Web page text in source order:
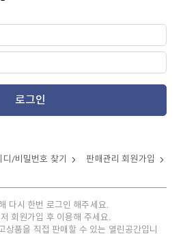
로그인
디/비밀번호 찾기 판매관리 회원가입
다시 한번 로그인 해주세요.
회원가입 후 이용해 주세요.
상품을 직접 판매할 수 있는 열린공간입니